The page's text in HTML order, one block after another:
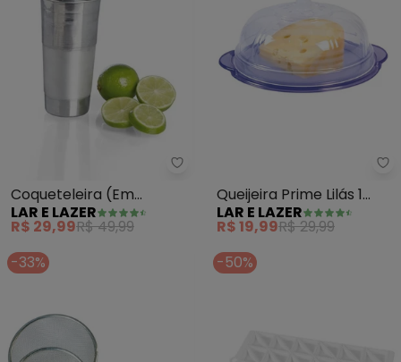
Lar e Lazer - Coqueteleira (Em
Coqueteleira (Em
Alumínio) 500 Ml
LAR E LAZER
R$ 29,99R$ 49,99
Queijeira Prime Lilás 1
Peça
LAR E LAZER
R$ 19,99R$ 29,99
-33%
-50%